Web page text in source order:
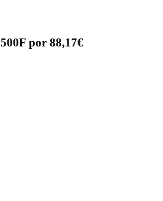
por 88,17€